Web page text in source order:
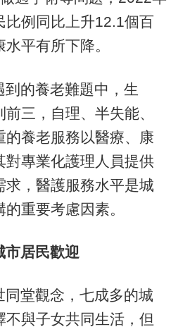
比例同比上升12.1個百
平有所下降。
的養老難題中，生
三，自理、半失能、
的養老服務以醫療、康
對專業化護理人員提供
求，醫護服務水平是城
重要考慮因素。
市居民歡迎
同堂觀念，七成多的城
與子女共同生活，但